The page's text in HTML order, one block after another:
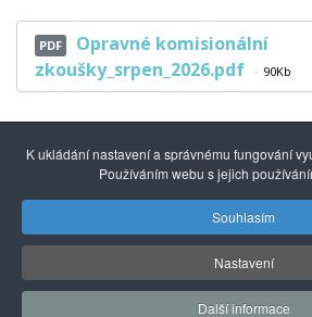
PDF
Opravné komisionální
zkoušky_srpen_2026.pdf
90Kb
Gymnázium
vztahů Praha s.r.o.| Kuncova 1580,
251 550 846 |
Správu převzal: Agionet.cz
K ukládání nastavení a správnému fungování
Používáním webu s jejich
Souhlasím
Nastavení
Další informace